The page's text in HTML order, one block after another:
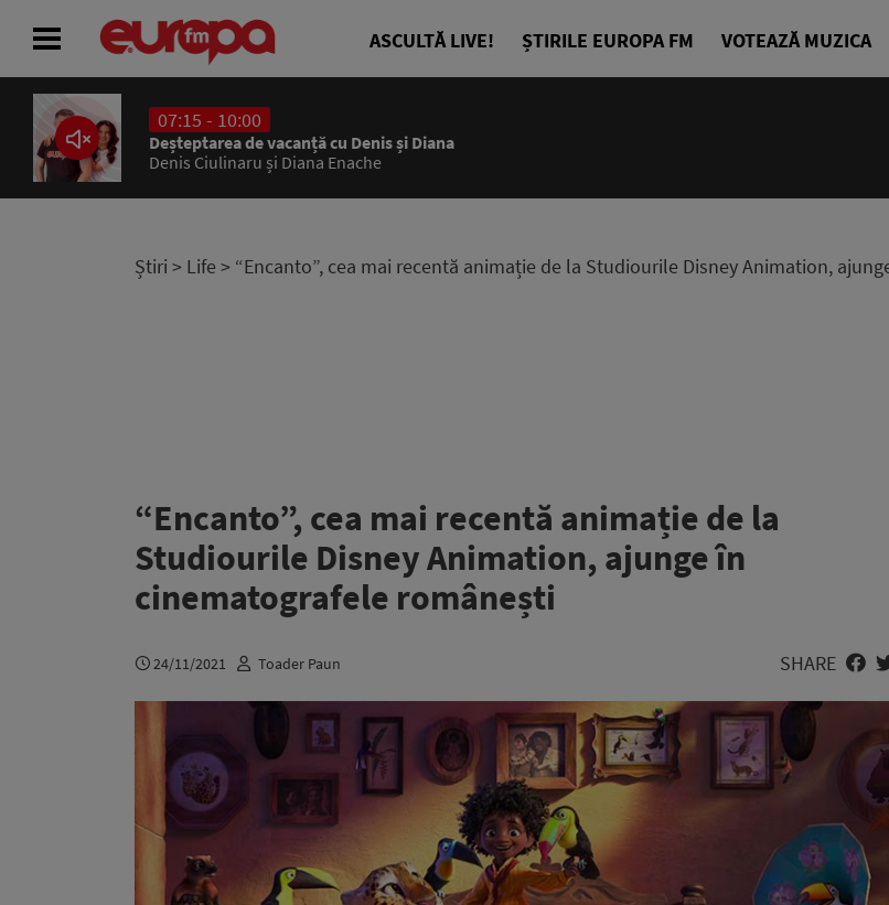
ASCULTĂ LIVE! ȘTIRILE EUROPA FM VOTEAZĂ MUZICA
07:15 - 10:00
Deșteptarea de vacanță cu Denis și Diana
Denis Ciulinaru și Diana Enache
Știri > Life > “Encanto”, cea mai recentă animație de la Studiourile Disney Animation,
“Encanto”, cea mai recentă animație de la
Studiourile Disney Animation, ajunge în
cinematografele românești
24/11/2021 Toader Paun SHARE
ACASĂ
ȘTIRI